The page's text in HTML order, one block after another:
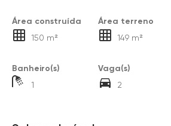
Área construída
150 m²
Área terreno
149 m²
Banheiro(s)
1
Vaga(s)
2